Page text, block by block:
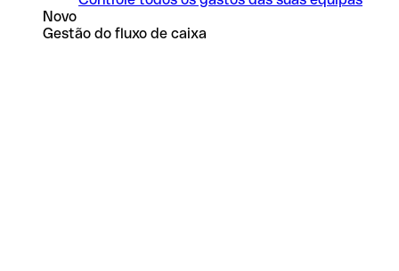
Novo
Gestão do fluxo de caixa